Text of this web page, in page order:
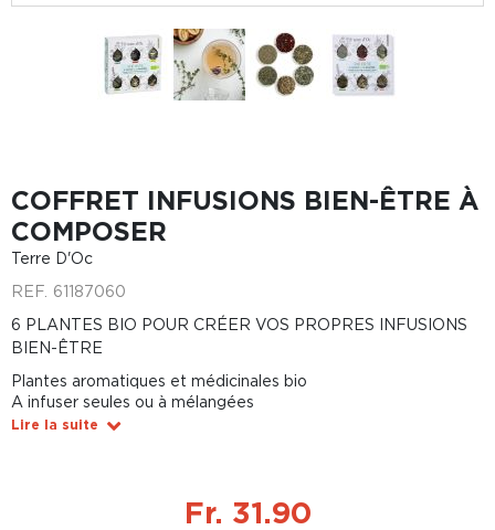
COFFRET INFUSIONS BIEN-ÊTRE À
COMPOSER
Terre D'Oc
REF. 61187060
6 PLANTES BIO POUR CRÉER VOS PROPRES INFUSIONS
BIEN-ÊTRE
Plantes aromatiques et médicinales bio
A infuser seules ou à mélangées
Lire la suite
Fr. 31.90